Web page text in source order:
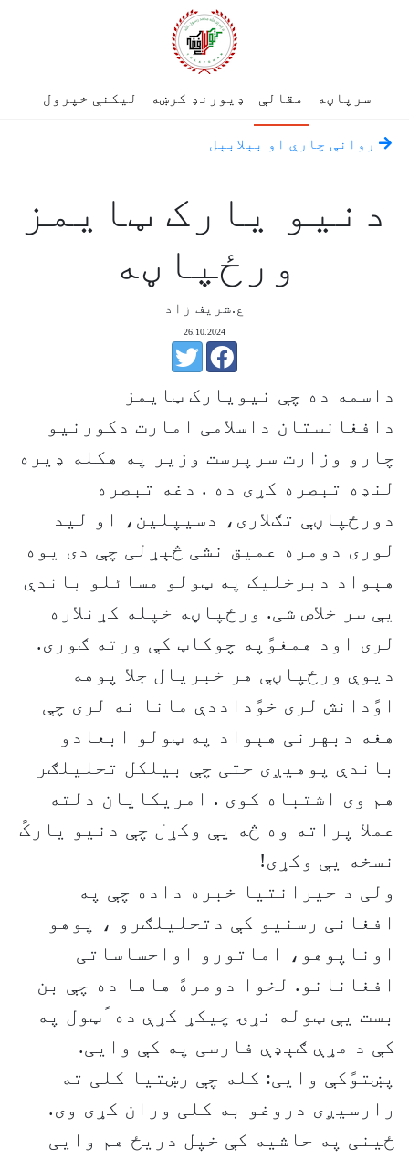
سرپاڼه مقالې ډیورنډ کرښه لیکنې خپرول
روانې چارې او بېلابېل
دنیو یارک ټایمز
ورځپاڼه
ع.شریف زاد
26.10.2024
داسمه ده چې نیویارک ټایمز
دافغانستان داسلامی امارت دکورنیو
چارو وزارت سرپرست وزیر په هکله ډیره
لنډه تبصره کړی ده . دغه تبصره
دورځپاڼې تګلاری، دسیپلین، او لید
لوری دومره عمیق نشی څېړلی چې دی یوه
هېواد دبرخلیک په ټولو مسائلو باندې
یې سر خلاص شی. ورځپاڼه خپله کړنلاره
لری اود همغوًپه چوکاټ کې ورته ګوری.
دیوې ورځپاڼې هر خبریال جلا پوهه
اوًدانش لری خوًداددې مانا نه لری چې
هغه دبهرنی هېواد په ټولو ابعادو
باندې پوهیږی حتی چې بیلکل تحلیلګر
هم وی اشتباه کوی . امریکایان دلته
عملا پراته وه څه یې وکړل چې دنیو یارکً
نسخه یې وکړی!
ولی د حیرانتیا خبره داده چې په
افغانی رسنیو کې دتحلیلګرو ، پوهو
اوناپوهو، اماتورو اواحساساتی
افغانانو. لخوا دومرهً هاها ده چې بن
بست یې ټوله نړۍ چیکړ کړې ده ًټول په
کې د مړې ګېډې فارسی په کې وایی.
پښتوًکې وایی: کله چې رښتیا کلی ته
رارسیږی دروغو به کلی وران کړی وی.
ځینی په حاشیه کې خپل دریځ هم وایی